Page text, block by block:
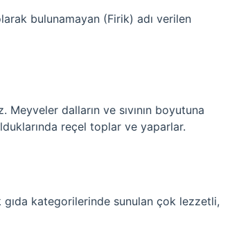
bulunamayan (Firik) adı verilen
dalların ve sıvının boyutuna
reçel toplar ve yaparlar.
kategorilerinde sunulan çok lezzetli,